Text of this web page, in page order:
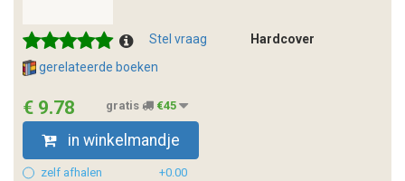
Stel vraag
Hardcover
gerelateerde boeken
€ 9.78 gratis €45
in winkelmandje
zelf afhalen
+0.00